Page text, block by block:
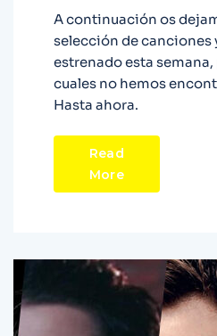
A continuación os
selección de canciones
estrenado esta
cuales no hemos
Hasta ahora.
Read
More